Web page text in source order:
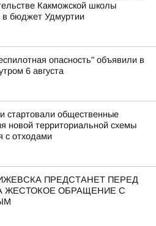
Какможской школы
в бюджет Удмуртии
опасность" объявили в
6 августа
стартовали общественные
новой территориальной схемы
с отходами
ПРЕДСТАНЕТ ПЕРЕД
ЖЕСТОКОЕ ОБРАЩЕНИЕ С